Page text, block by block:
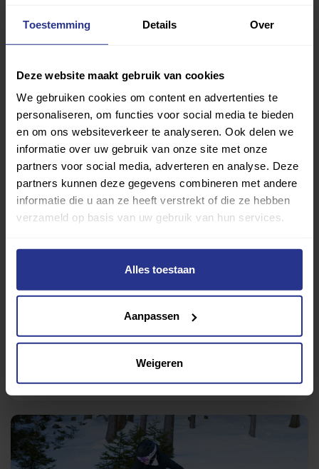
Toestemming Details Over
Deze website maakt gebruik van cookies
We gebruiken cookies om content en advertenties te
personaliseren, om functies voor social media te bieden
en om ons websiteverkeer te analyseren. Ook delen we
informatie over uw gebruik van onze site met onze
partners voor social media, adverteren en analyse. Deze
partners kunnen deze gegevens combineren met andere
informatie die u aan ze heeft verstrekt of die ze hebben
verzameld op basis van uw gebruik van hun services.
Alles toestaan
Aanpassen
Weigeren
Ouders en kinderen met een beperking ondersteunen in
sport en bewegen